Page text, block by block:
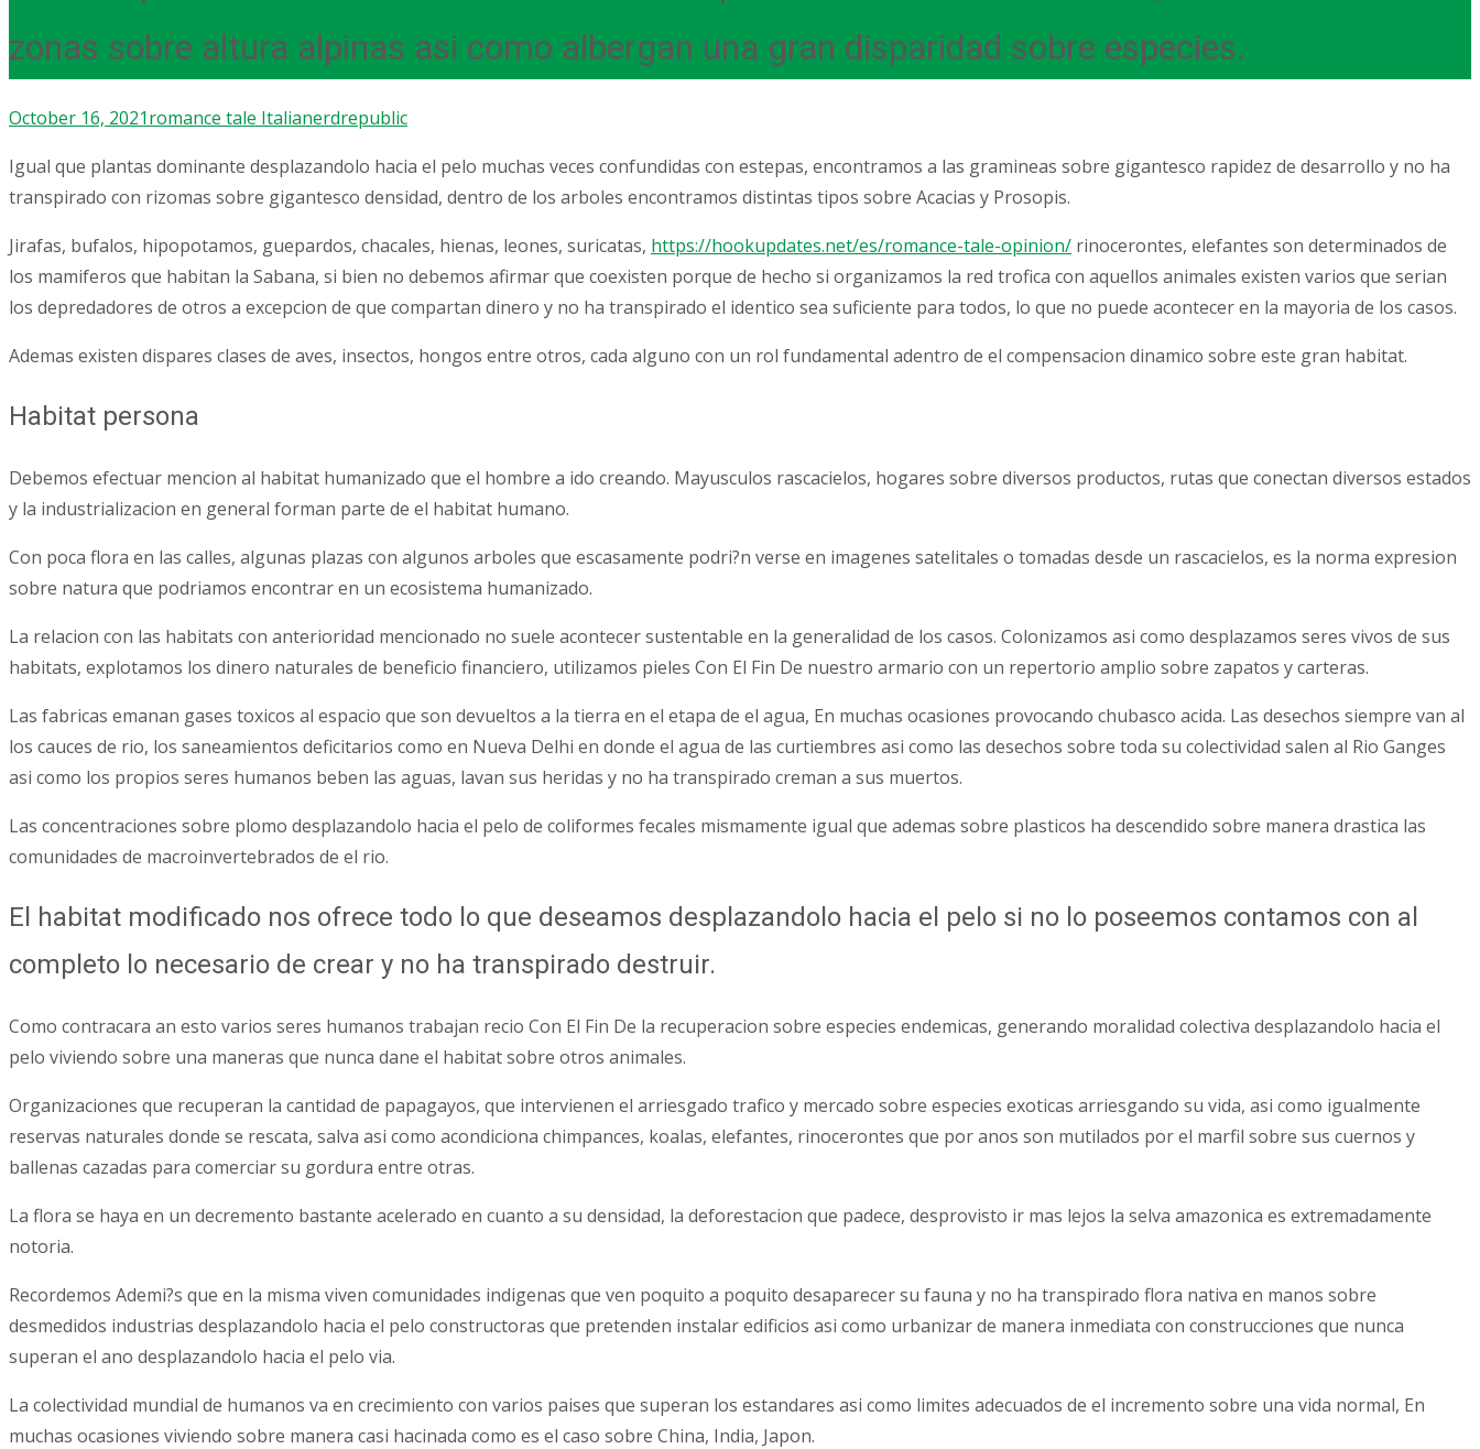
zonas sobre altura alpinas asi­ como albergan una gran disparidad sobre especies.
October 16, 2021romance tale Italianerdrepublic
Igual que plantas dominante desplazandolo hacia el pelo muchas veces confundidas con estepas, encontramos a las gramineas sobre gigantesco rapidez de desarrollo y no ha
transpirado con rizomas sobre gigantesco densidad, dentro de los arboles encontramos distintas tipos sobre Acacias y Prosopis.
Jirafas, bufalos, hipopotamos, guepardos, chacales, hienas, leones, suricatas, https://hookupdates.net/es/romance-tale-opinion/ rinocerontes, elefantes son determinados de
los mamiferos que habitan la Sabana, si bien no debemos afirmar que coexisten porque de hecho si organizamos la red trofica con aquellos animales existen varios que serian
los depredadores de otros a excepcion de que compartan dinero y no ha transpirado el identico sea suficiente para todos, lo que no puede acontecer en la mayoria de los casos.
Ademas existen dispares clases de aves, insectos, hongos entre otros, cada alguno con un rol fundamental adentro de el compensacion dinamico sobre este gran habitat.
Habitat persona
Debemos efectuar mencion al habitat humanizado que el hombre a ido creando. Mayusculos rascacielos, hogares sobre diversos productos, rutas que conectan diversos estados
y la industrializacion en general forman parte de el habitat humano.
Con poca flora en las calles, algunas plazas con algunos arboles que escasamente podri?n verse en imagenes satelitales o tomadas desde un rascacielos, es la norma expresion
sobre natura que podri­amos encontrar en un ecosistema humanizado.
La relacion con las habitats con anterioridad mencionado no suele acontecer sustentable en la generalidad de los casos. Colonizamos asi­ como desplazamos seres vivos de sus
habitats, explotamos los dinero naturales de beneficio financiero, utilizamos pieles Con El Fin De nuestro armario con un repertorio amplio sobre zapatos y carteras.
Las fabricas emanan gases toxicos al espacio que son devueltos a la tierra en el etapa de el agua, En muchas ocasiones provocando chubasco acida. Las desechos siempre van al
los cauces de rio, los saneamientos deficitarios como en Nueva Delhi en donde el agua de las curtiembres asi­ como las desechos sobre toda su colectividad salen al Rio Ganges
asi­ como los propios seres humanos beben las aguas, lavan sus heridas y no ha transpirado creman a sus muertos.
Las concentraciones sobre plomo desplazandolo hacia el pelo de coliformes fecales mismamente igual que ademas sobre plasticos ha descendido sobre manera drastica las
comunidades de macroinvertebrados de el rio.
El habitat modificado nos ofrece todo lo que deseamos desplazandolo hacia el pelo si no lo poseemos contamos con al
completo lo necesario de crear y no ha transpirado destruir.
Como contracara an esto varios seres humanos trabajan recio Con El Fin De la recuperacion sobre especies endemicas, generando moralidad colectiva desplazandolo hacia el
pelo viviendo sobre una maneras que nunca dane el habitat sobre otros animales.
Organizaciones que recuperan la cantidad de papagayos, que intervienen el arriesgado trafico y mercado sobre especies exoticas arriesgando su vida, asi como igualmente
reservas naturales donde se rescata, salva asi­ como acondiciona chimpances, koalas, elefantes, rinocerontes que por anos son mutilados por el marfil sobre sus cuernos y
ballenas cazadas para comerciar su gordura entre otras.
La flora se haya en un decremento bastante acelerado en cuanto a su densidad, la deforestacion que padece, desprovisto ir mas lejos la selva amazonica es extremadamente
notoria.
Recordemos Ademi?s que en la misma viven comunidades indigenas que ven poquito a poquito desaparecer su fauna y no ha transpirado flora nativa en manos sobre
desmedidos industrias desplazandolo hacia el pelo constructoras que pretenden instalar edificios asi­ como urbanizar de manera inmediata con construcciones que nunca
superan el ano desplazandolo hacia el pelo vi­a.
La colectividad mundial de humanos va en crecimiento con varios paises que superan los estandares asi­ como limites adecuados de el incremento sobre una vida normal, En
muchas ocasiones viviendo sobre manera casi hacinada como es el caso sobre China, India, Japon.